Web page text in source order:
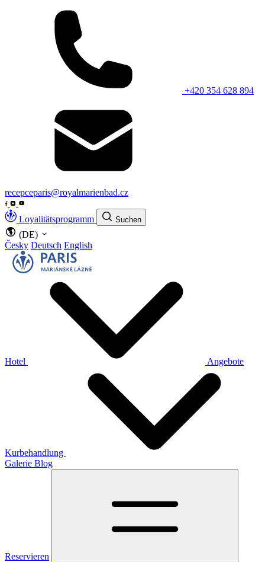
+420 354 628 894
recepceparis@royalmarienbad.cz
Loyalitätsprogramm Suchen
(DE)
Česky Deutsch English
Hotel Angebote
Kurbehandlung
Galerie Blog
Reservieren